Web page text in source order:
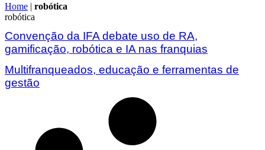
Home | robótica
robótica
Convenção da IFA debate uso de RA,
gamificação, robótica e IA nas franquias
Multifranqueados, educação e ferramentas de
gestão